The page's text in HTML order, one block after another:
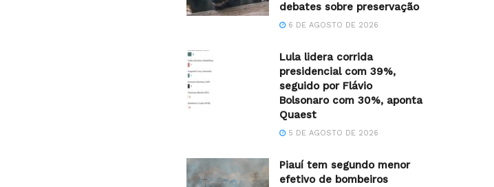
debates sobre preservação
6 DE AGOSTO DE 2026
Lula lidera corrida
presidencial com 39%,
seguido por Flávio
Bolsonaro com 30%, aponta
Quaest
5 DE AGOSTO DE 2026
Piauí tem segundo menor
efetivo de bombeiros